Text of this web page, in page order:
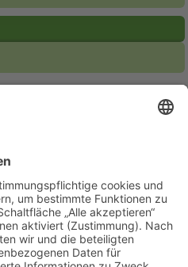
|Helfen|Jugendbereich
|Formulare|Kontakt
| Gestern: 330 | Monat: 4206 |